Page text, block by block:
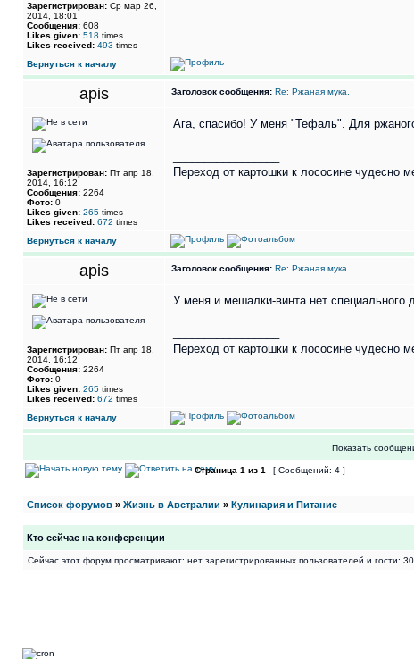
Зарегистрирован: Ср мар 26,
2014, 18:01
Сообщения: 608
Likes given: 518 times
Likes received: 493 times
Вернуться к началу
apis Заголовок сообщения: Re: Ржаная мука.
Зарегистрирован: Пт апр 18,
2014, 16:12
Сообщения: 2264
Фото: 0
Likes given: 265 times
Likes received: 672 times
Ага, спасибо! У меня "Тефаль". Для
Переход от картошки к лососине чудесно
Вернуться к началу
apis Заголовок сообщения: Re: Ржаная мука.
Зарегистрирован: Пт апр 18,
2014, 16:12
Сообщения: 2264
Фото: 0
Likes given: 265 times
Likes received: 672 times
У меня и мешалки-винта нет
Переход от картошки к лососине чудесно
Вернуться к началу
Показать
Страница 1 из 1 [ Сообщений: 4 ]
Список форумов » Жизнь в Австралии » Кулинария и Питание
Кто сейчас на конференции
Сейчас этот форум просматривают: нет зарегистрированных пользователей и гости: 30